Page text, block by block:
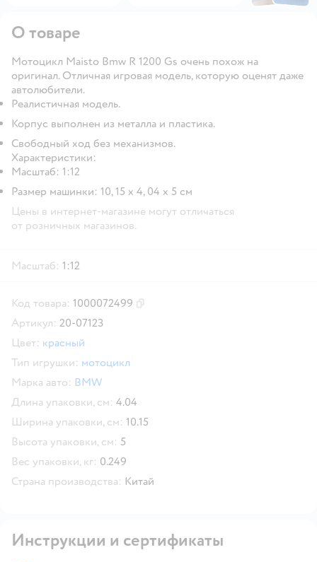
О товаре
Мотоцикл Maisto Bmw R 1200 Gs очень похож на
оригинал. Отличная игровая модель, которую оценят даже
автолюбители.
Реалистичная модель.
Корпус выполнен из металла и пластика.
Свободный ход без механизмов.
Характеристики:
Масштаб: 1:12
Размер машинки: 10, 15 х 4, 04 х 5 см
Цены в интернет-магазине могут отличаться
от розничных магазинов.
Масштаб: 1:12
Код товара: 1000072499
Артикул: 20-07123
Цвет: красный
Тип игрушки: мотоцикл
Марка авто: BMW
Длина упаковки, см: 4.04
Ширина упаковки, см: 10.15
Высота упаковки, см: 5
Вес упаковки, кг: 0.249
Страна производства: Китай
Инструкции и сертификаты